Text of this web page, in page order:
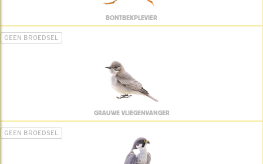
BONTBEKPLEVIER
GEEN BROEDSEL
GRAUWE VLIEGENVANGER
GEEN BROEDSEL